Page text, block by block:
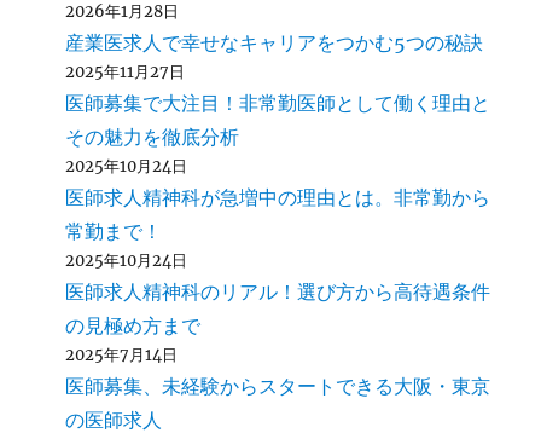
2026年1月28日
産業医求人で幸せなキャリアをつかむ5つの秘訣
2025年11月27日
医師募集で大注目！非常勤医師として働く理由と
その魅力を徹底分析
2025年10月24日
医師求人精神科が急増中の理由とは。非常勤から
常勤まで！
2025年10月24日
医師求人精神科のリアル！選び方から高待遇条件
の見極め方まで
2025年7月14日
医師募集、未経験からスタートできる大阪・東京
の医師求人